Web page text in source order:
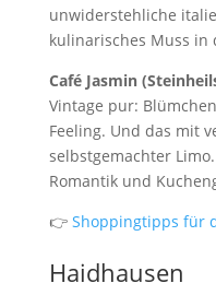
unwiderstehliche
kulinarisches Muss in
Café Jasmin
Vintage pur:
Feeling. Und das mit
selbstgemachter
Romantik und
👉 Shoppingtipps für
Haidhausen